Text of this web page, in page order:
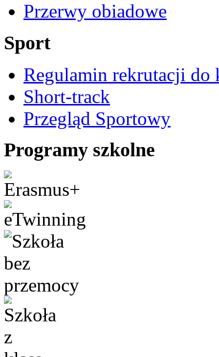
Przerwy obiadowe
Sport
Regulamin rekrutacji do
Short-track
Przegląd Sportowy
Programy szkolne